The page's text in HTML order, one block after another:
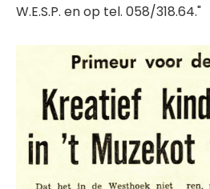
W.E.S.P. en op tel. 058/318.64."